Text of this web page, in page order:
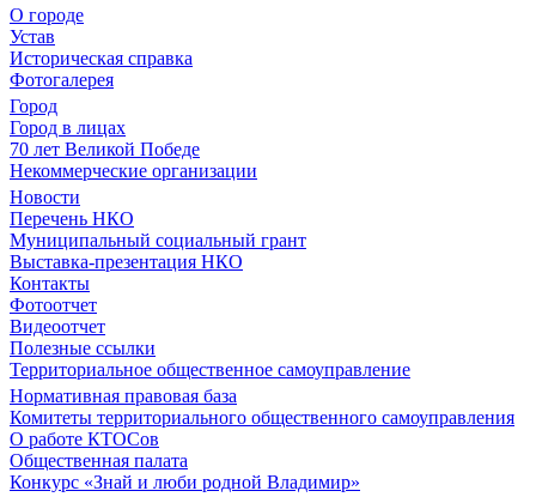
О городе
Устав
Историческая справка
Фотогалерея
Город
Город в лицах
70 лет Великой Победе
Некоммерческие организации
Новости
Перечень НКО
Муниципальный социальный грант
Выставка-презентация НКО
Контакты
Фотоотчет
Видеоотчет
Полезные ссылки
Территориальное общественное самоуправление
Нормативная правовая база
Комитеты территориального общественного самоуправления
О работе КТОСов
Общественная палата
Конкурс «Знай и люби родной Владимир»